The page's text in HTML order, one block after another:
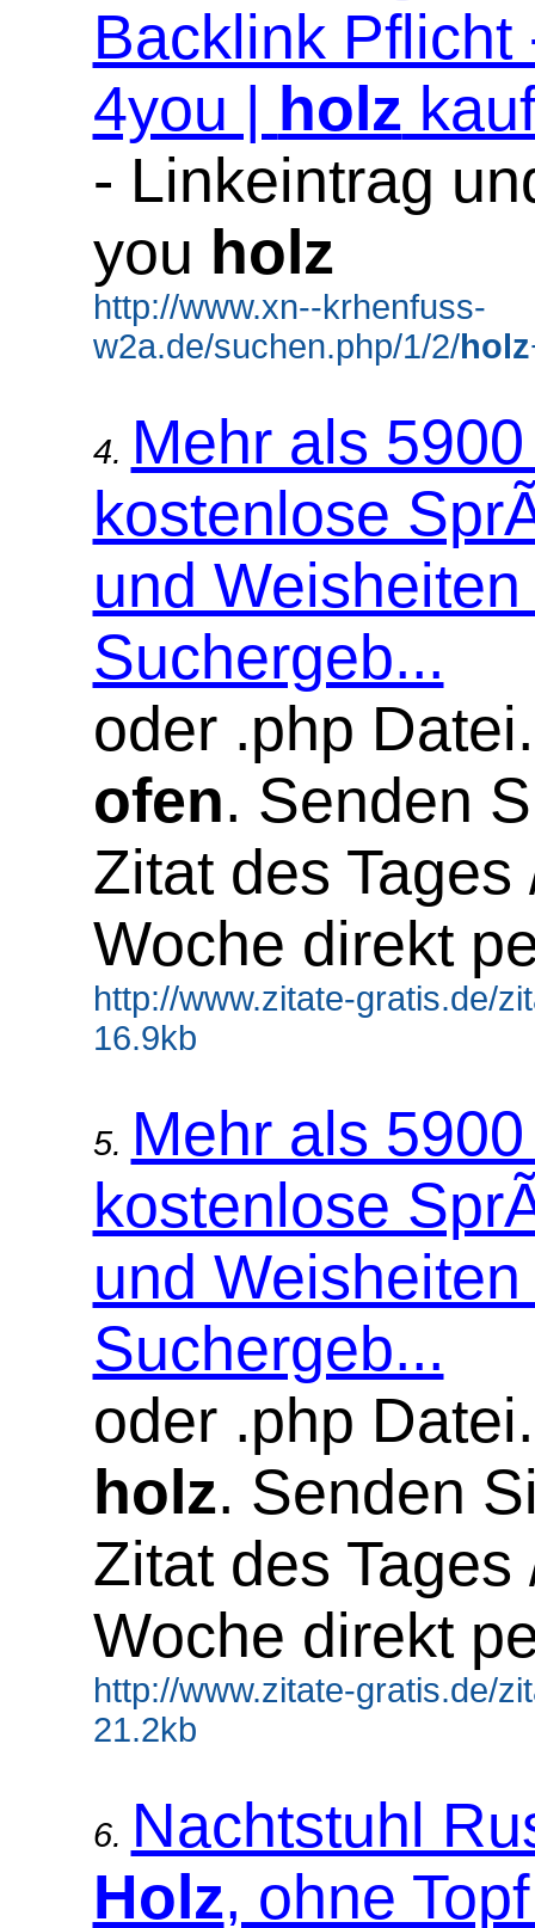
Backlink Pflicht
4you |
holz
- Linkeintrag
you holz
http://www.xn--krhenfuss-
w2a.de/suchen.php/1/2/holz
4. Mehr als
kostenlose
und
Suchergeb...
oder .php
ofen. Senden
Zitat des Tages
Woche direkt
http://www.zitate-gratis.de/
16.9kb
5. Mehr als
kostenlose
und
Suchergeb...
oder .php
holz. Senden
Zitat des Tages
Woche direkt
http://www.zitate-gratis.de/
21.2kb
6. Nachtstuhl
Holz, ohne